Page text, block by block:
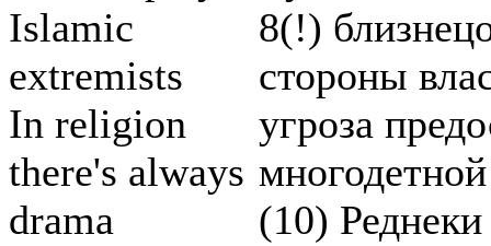
Islamic
extremists
In religion
there's always
drama
8(!)
стороны
угроза
(10)